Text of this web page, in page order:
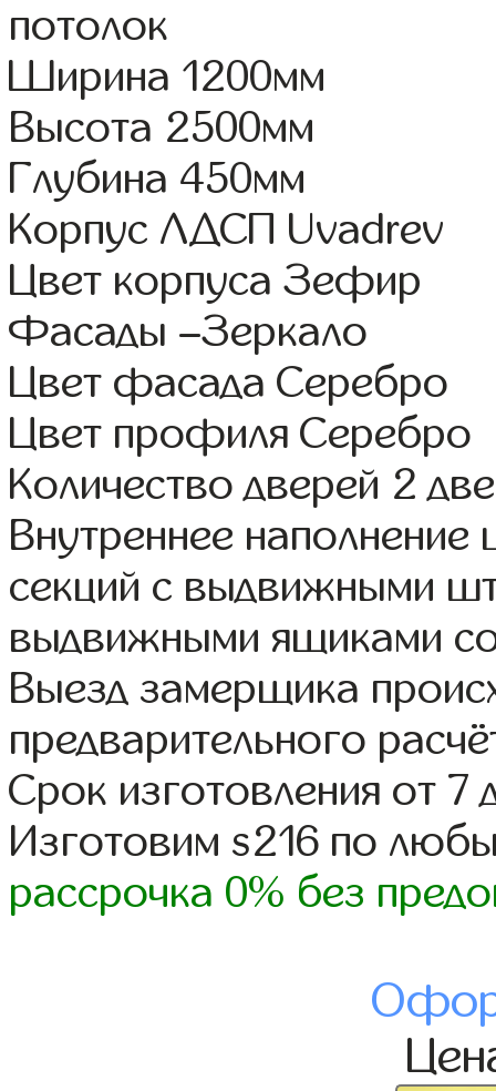
потолок
Ширина 1200мм
Высота 2500мм
Глубина 450мм
Корпус ЛДСП Uvadrev
Цвет корпуса Зефир
Фасады –Зеркало
Цвет фасада Серебро
Цвет профиля Серебро
Количество дверей 2
Внутреннее
секций с выдвижными
выдвижными ящиками
Выезд замерщика
предварительного
Срок изготовления от 7
Изготовим s216 по
рассрочка 0% без